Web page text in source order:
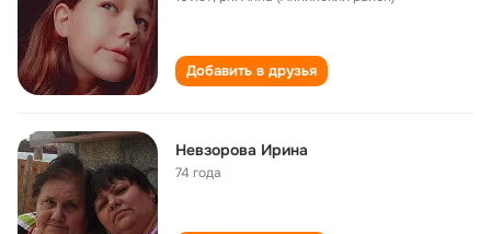
Добавить в друзья
Невзорова Ирина
74 года